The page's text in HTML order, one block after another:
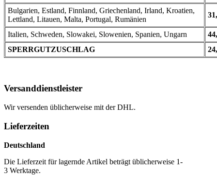
Bulgarien, Estland, Finnland, Griechenland, Irland, Kroatien,
Lettland, Litauen, Malta, Portugal, Rumänien
Italien, Schweden, Slowakei, Slowenien, Spanien, Ungarn
SPERRGUTZUSCHLAG
Versanddienstleister
Wir versenden üblicherweise mit der DHL.
Lieferzeiten
Deutschland
Die Lieferzeit für lagernde Artikel beträgt üblicherweise 1-
3 Werktage.